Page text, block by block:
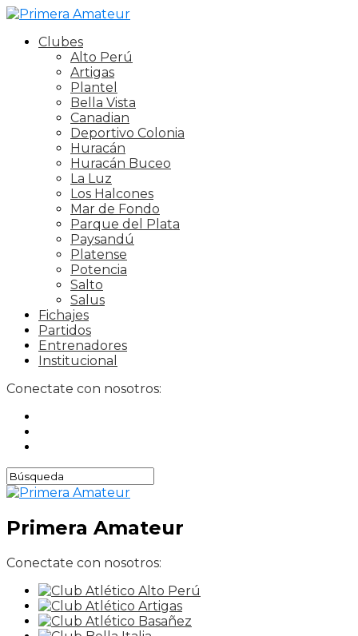
Clubes
Alto Perú
Artigas
Plantel
Bella Vista
Canadian
Deportivo Colonia
Huracán
Huracán Buceo
La Luz
Los Halcones
Mar de Fondo
Parque del Plata
Paysandú
Platense
Potencia
Salto
Salus
Fichajes
Partidos
Entrenadores
Institucional
Conectate con nosotros:
Primera Amateur
Conectate con nosotros: